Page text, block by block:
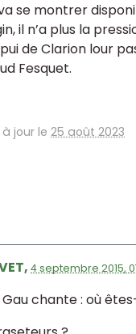
se montrer
il n’a plus la
de Clarion lour
Fesquet.
à jour le 25 août 2023
4 septembre 2015,
chante : où